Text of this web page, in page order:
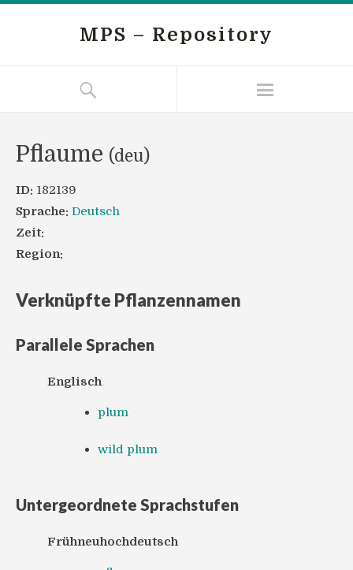
MPS – Repository
Pflaume (deu)
ID: 182139
Sprache: Deutsch
Zeit:
Region:
Verknüpfte Pflanzennamen
Parallele Sprachen
Englisch
plum
wild plum
Untergeordnete Sprachstufen
Frühneuhochdeutsch